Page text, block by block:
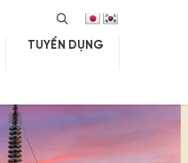
TUYỂN DỤNG
SEARCH